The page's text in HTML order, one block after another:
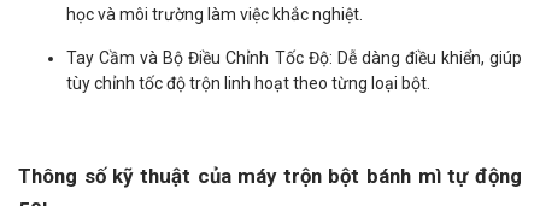
học và môi trường làm việc khắc nghiệt.
Tay Cầm và Bộ Điều Chỉnh Tốc Độ: Dễ dàng điều khiển, giúp
tùy chỉnh tốc độ trộn linh hoạt theo từng loại bột.
Thông số kỹ thuật của máy trộn bột bánh mì tự động